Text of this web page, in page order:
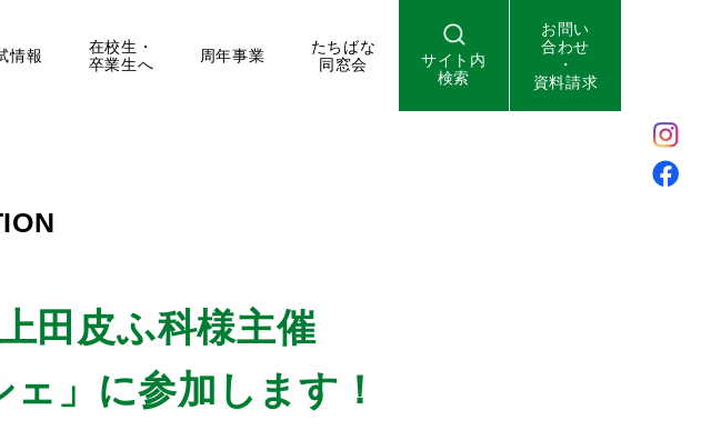
情報
在校生・
卒業生へ
周年事業
たちばな
同窓会
サイト内
検索
お問い
合わせ
・
資料請求
田皮ふ科様主催
」に参加します！